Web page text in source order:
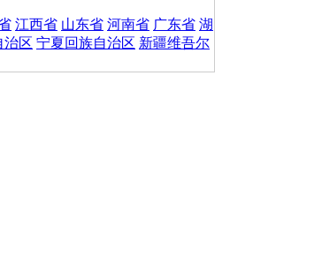
江西省 山东省 河南省 广东省 湖
治区 宁夏回族自治区 新疆维吾尔